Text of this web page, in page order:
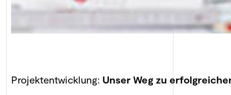
Projektentwicklung: Unser Weg zu